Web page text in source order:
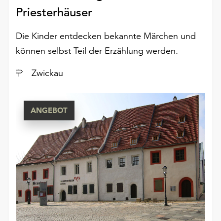
unserer
Datenschutzerklärung
oder
dem
Impressum
Priesterhäuser
Die Kinder entdecken bekannte Märchen und
können selbst Teil der Erzählung werden.
Ort
Zwickau
ANGEBOT